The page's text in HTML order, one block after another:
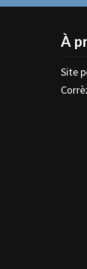
À
Site